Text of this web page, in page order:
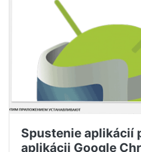
Spustenie aplikácií
aplikácii Google